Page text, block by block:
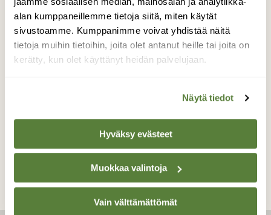
alan kumppaneillemme tietoja siitä, miten käytät
sivustoamme. Kumppanimme voivat yhdistää näitä
tietoja muihin tietoihin, joita olet antanut heille tai joita on
kerätty, kun olet käyttänyt heidän palvelujaan.
Näytä tiedot
Hyväksy evästeet
Muokkaa valintoja
Vain välttämättömät
Mustikka aloittanut kukintansa, kimalainen
heti kärppänä paikalla.
Valokuvaaja: Kaarlo Asikainen, Iisalmi, Varpaiskylä
TAKAISIN LISTAAN